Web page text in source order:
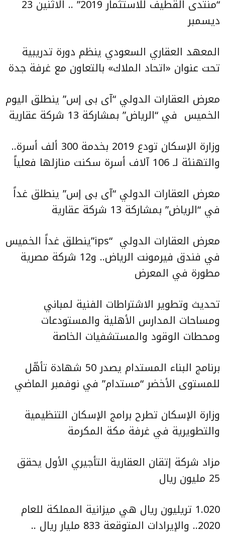
“منتدى القطيف للاستثمار 2019” .. الاثنين 23
ديسمبر
المعهد العقاري السعودي ينظم دورة تدريبية
تحت عنوان «اتحاد الملاك» بالتعاون مع غرفة جدة
معرض العقارات الدولي “آى بى إس” ينطلق اليوم
الخميس في “الرياض” بمشاركة 13 شركة عقارية
وزارة الإسكان تودع 2019 بخدمة 300 ألف أسرة..
والتهنئة لـ 106 آلاف أسرة سكنت منازلها فعلياً
معرض العقارات الدولي “آى بى إس” ينطلق غداً
في “الرياض” بمشاركة 13 شركة عقارية
معرض العقارات الدولي
“ips”ينطلق غداً الخميس
في فندق فيرمونت الرياض.. و12 شركة مصرية
مطورة في المعرض
تحديث وتطوير الاشتراطات الفنية لمباني
ومساحات المدارس الأهلية والمستودعات
ومحطات الوقود والمستشفيات الخاصة
برنامج البناء المستدام يصدر 50 شهادة تأهّل
للمستوى الأخضر “مستدام” في نوفمبر الماضي
وزارة الإسكان تطرح برامج الإسكان التنظيمية
والتطويرية في غرفة مكة المكرمة
مزاد شركة إتقان العقارية التأجيري الأول يحقق
25 مليون ريال
1.020 تريليون ريال هي ميزانية المملكة للعام
2020.. والإيرادات المتوقعة 833 مليار ريال ..